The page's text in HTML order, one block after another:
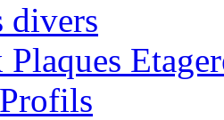
divers
Plaques